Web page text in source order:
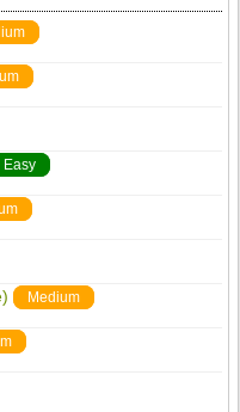
Easy
Medium